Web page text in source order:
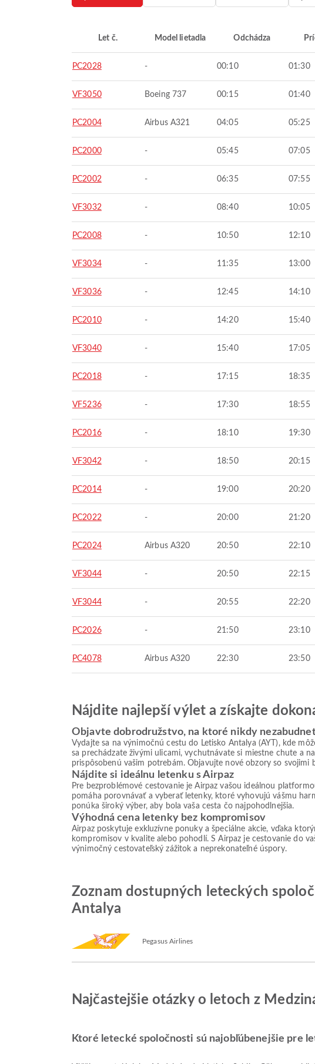
Let č. Model lietadla Odchádza
PC2028 - 00:10 01:30
VF3050 Boeing 737 00:15 01:40
PC2004 Airbus A321 04:05 05:25
PC2000 - 05:45 07:05
PC2002 - 06:35 07:55
VF3032 - 08:40 10:05
PC2008 - 10:50 12:10
VF3034 - 11:35 13:00
VF3036 - 12:45 14:10
PC2010 - 14:20 15:40
VF3040 - 15:40 17:05
PC2018 - 17:15 18:35
VF5236 - 17:30 18:55
PC2016 - 18:10 19:30
VF3042 - 18:50 20:15
PC2014 - 19:00 20:20
PC2022 - 20:00 21:20
PC2024 Airbus A320 20:50 22:10
VF3044 - 20:50 22:15
VF3044 - 20:55 22:20
PC2026 - 21:50 23:10
PC4078 Airbus A320 22:30 23:50
Nájdite najlepší výlet a získajte
Objavte dobrodružstvo, na ktoré nikdy
Vydajte sa na výnimočnú cestu do Letisko Antalya (AYT), kde
sa prechádzate živými ulicami, vychutnávate si miestne chute a
prispôsobenú vašim potrebám. Objavujte nové obzory so
Nájdite si ideálnu letenku s Airpaz
Pre bezproblémové cestovanie je Airpaz vašou ideálnou
pomáha porovnávať a vyberať letenky, ktoré vyhovujú vášmu
ponúka široký výber, aby bola vaša cesta čo najpohodlnejšia.
Výhodná cena letenky bez kompromisov
Airpaz poskytuje exkluzívne ponuky a špeciálne akcie, vďaka
kompromisov v kvalite alebo pohodlí. S Airpaz je cestovanie do
výnimočný cestovateľský zážitok a neprekonateľné úspory.
Zoznam dostupných leteckých
Antalya
Pegasus Airlines
Najčastejšie otázky o letoch z
Ktoré letecké spoločnosti sú najobľúbenejšie pre